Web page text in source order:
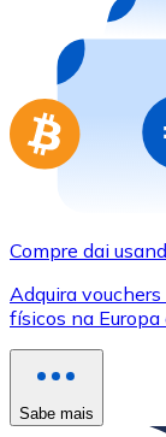
Compre
Ir para a
Compre dai
Adquira
físicos na
Sabe mais